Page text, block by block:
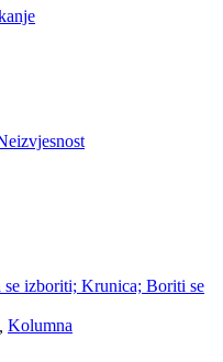
Kolumna